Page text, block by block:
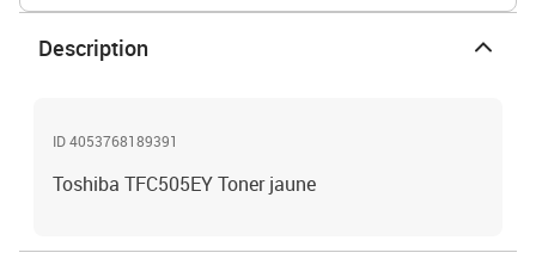
Description
ID 4053768189391
Toshiba TFC505EY Toner jaune